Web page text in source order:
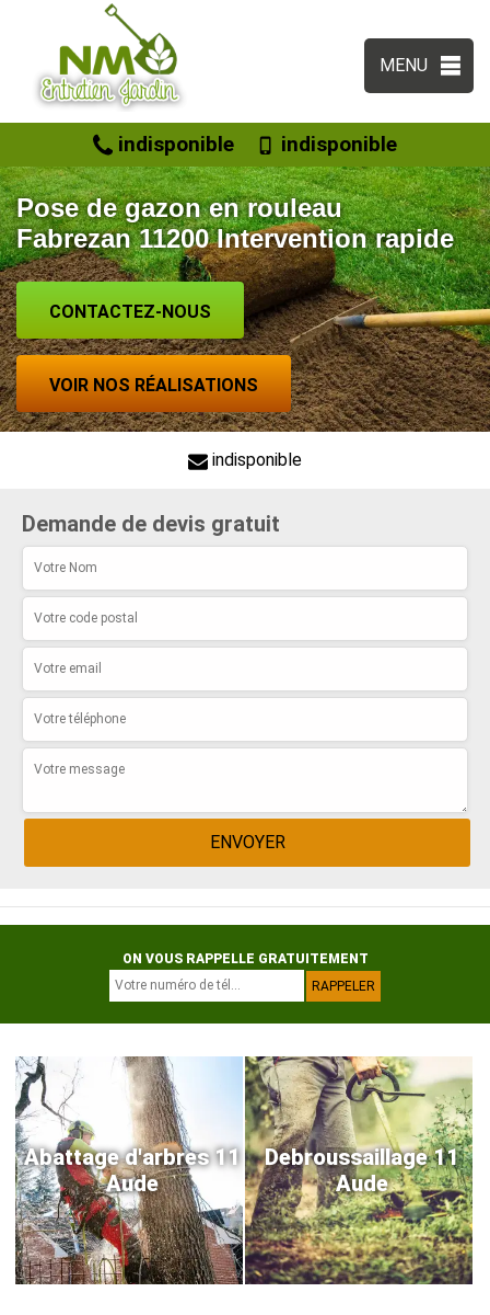
MENU
indisponible indisponible
Pose de gazon en rouleau
Fabrezan 11200 Intervention rapide
CONTACTEZ-NOUS
VOIR NOS RÉALISATIONS
indisponible
Demande de devis gratuit
ON VOUS RAPPELLE GRATUITEMENT
Abattage d'arbres 11
Aude
Debroussaillage 11
Aude